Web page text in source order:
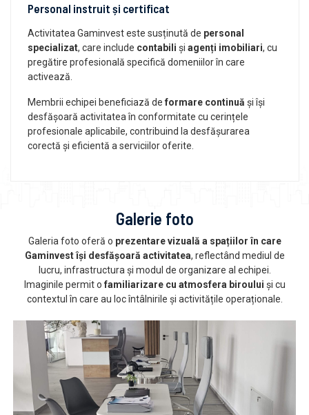
Personal instruit și certificat
Activitatea Gaminvest este susținută de personal
specializat, care include contabili și agenți imobiliari, cu
pregătire profesională specifică domeniilor în care
activează.
Membrii echipei beneficiază de formare continuă și își
desfășoară activitatea în conformitate cu cerințele
profesionale aplicabile, contribuind la desfășurarea
corectă și eficientă a serviciilor oferite.
Galerie foto
Galeria foto oferă o prezentare vizuală a spațiilor în care
Gaminvest își desfășoară activitatea, reflectând mediul de
lucru, infrastructura și modul de organizare al echipei.
Imaginile permit o familiarizare cu atmosfera biroului și cu
contextul în care au loc întâlnirile și activitățile operaționale.